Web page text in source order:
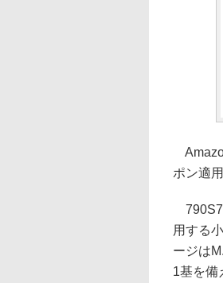
ポン適
790S7
用する
ージは
1基を備